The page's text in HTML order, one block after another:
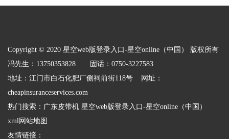
Copyright © 2020 星空web版登录入口-星空online（中国） 版权所有
冯先生：13750353828 固话：0750-3227583
地址：江门市白石化肥厂侧祠前街118号 网址：
cheapinsuranceservices.com
热门搜索： 广东皮带机 星空web版登录入口-星空online（中国）
xml网站地图
友情链接：